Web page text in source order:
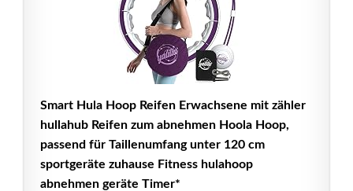
Smart Hula Hoop Reifen Erwachsene mit zähler
hullahub Reifen zum abnehmen Hoola Hoop,
passend für Taillenumfang unter 120 cm
sportgeräte zuhause Fitness hulahoop
abnehmen geräte Timer*